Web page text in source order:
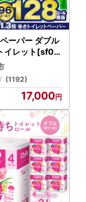
ーパー ダブル
イレット[sf00
(1192)
17,000